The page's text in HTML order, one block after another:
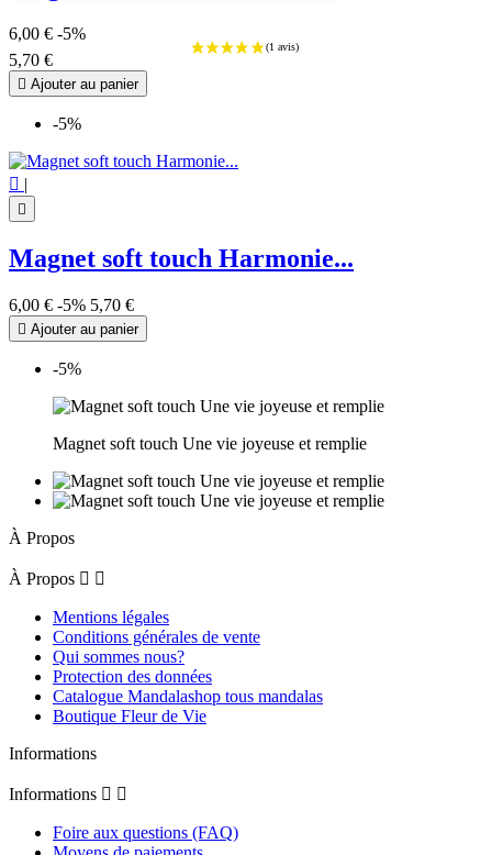
6,00 € -5%
5,70 €
 Ajouter au panier
-5%
 |

Magnet soft touch Harmonie...
6,00 € -5% 5,70 €
 Ajouter au panier
-5%
Magnet soft touch Une vie joyeuse et remplie
À Propos
À Propos  
Mentions légales
Conditions générales de vente
Qui sommes nous?
Protection des données
Catalogue Mandalashop tous mandalas
Boutique Fleur de Vie
Informations
Informations  
Foire aux questions (FAQ)